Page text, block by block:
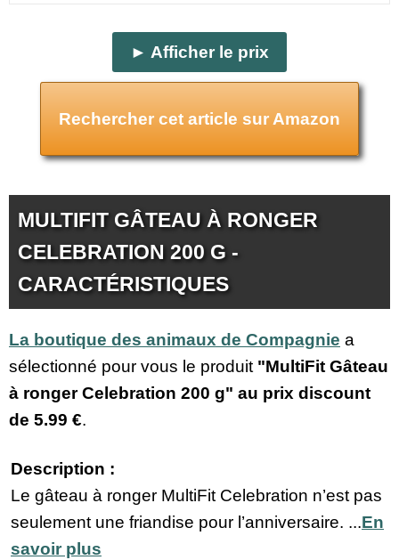
► Afficher le prix
Rechercher cet article sur Amazon
MULTIFIT GÂTEAU À RONGER
CELEBRATION 200 G -
CARACTÉRISTIQUES
La boutique des animaux de Compagnie a
sélectionné pour vous le produit "MultiFit Gâteau
à ronger Celebration 200 g" au prix discount
de 5.99 €.
Description :
Le gâteau à ronger MultiFit Celebration n’est pas
seulement une friandise pour l’anniversaire. ...En
savoir plus